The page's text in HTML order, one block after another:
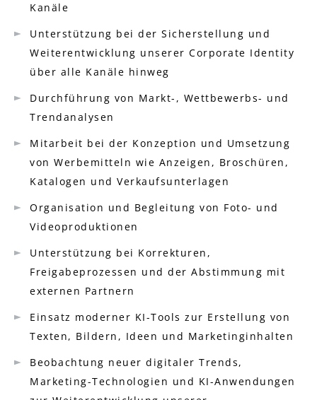
Kanäle
Unterstützung bei der Sicherstellung und
Weiterentwicklung unserer Corporate Identity
über alle Kanäle hinweg
Durchführung von Markt-, Wettbewerbs- und
Trendanalysen
Mitarbeit bei der Konzeption und Umsetzung
von Werbemitteln wie Anzeigen, Broschüren,
Katalogen und Verkaufsunterlagen
Organisation und Begleitung von Foto- und
Videoproduktionen
Unterstützung bei Korrekturen,
Freigabeprozessen und der Abstimmung mit
externen Partnern
Einsatz moderner KI-Tools zur Erstellung von
Texten, Bildern, Ideen und Marketinginhalten
Beobachtung neuer digitaler Trends,
Marketing-Technologien und KI-Anwendungen